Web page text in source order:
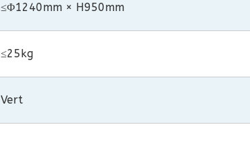
≤Φ1240mm × H950mm
≤25kg
Vert